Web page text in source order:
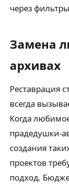
через
Замена
архивах
Реставрация
всегда
Когда
прадедушки-
создания
проектов
подход.